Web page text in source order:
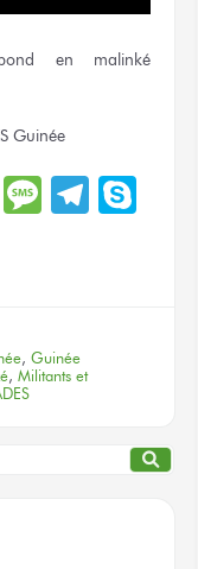
en malinké
Guinée
WhatsApp
Message
, Guinée
, Militants et